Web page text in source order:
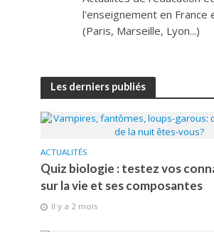
l'enseignement en France
(Paris, Marseille, Lyon...)
Les derniers publiés
ACTUALITÉS
Quiz biologie : testez vos
sur la vie et ses composantes
Il y a 2 mois